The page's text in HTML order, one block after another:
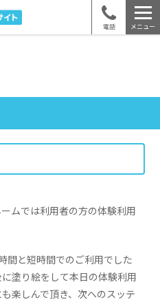
電話 メニュー
ムでは利用者の方の体験利用
間と短時間でのご利用でした
塗り絵をして本日の体験利用
楽しんで頂き、次へのスッテ